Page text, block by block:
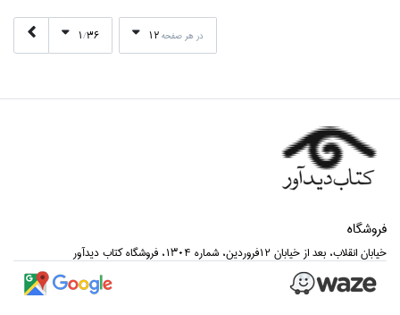
در هر صفحه12
1/36
فروشگاه
خيابان انقلاب، بعد از خيابان 12فروردين، شماره 1304، فروشگاه كتاب ديدآور